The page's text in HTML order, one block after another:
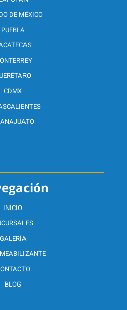
INICIO
GALERÍA
BLOG
DE MÉXICO
PUEBLA
CDMX